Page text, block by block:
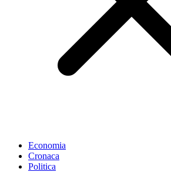
Economia
Cronaca
Politica